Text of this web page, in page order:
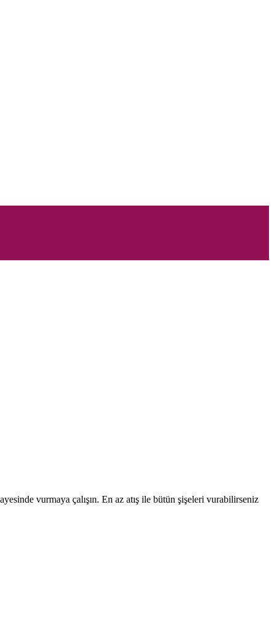
vurmaya çalışın. En az atış ile bütün şişeleri vurabilirseniz